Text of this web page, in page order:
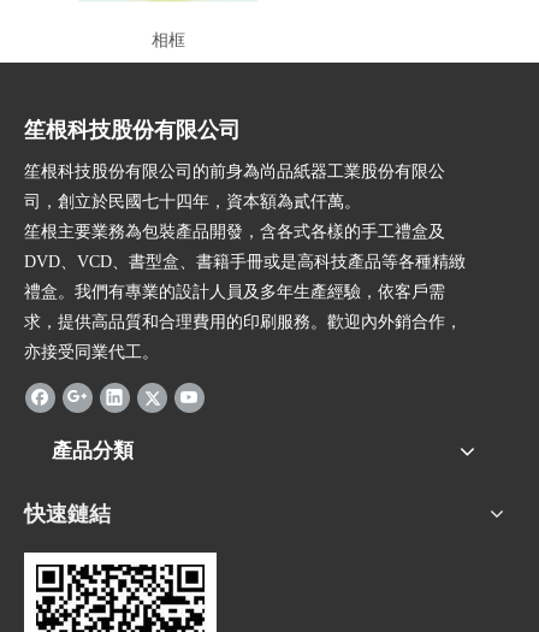
相框
笙根科技股份有限公司
笙根科技股份有限公司的前身為尚品紙器工業股份有限公
司，創立於民國七十四年，資本額為貳仟萬。
笙根主要業務為包裝產品開發，含各式各樣的手工禮盒及
DVD、VCD、書型盒、書籍手冊或是高科技產品等各種精緻
禮盒。我們有專業的設計人員及多年生產經驗，依客戶需
求，提供高品質和合理費用的印刷服務。歡迎內外銷合作，
亦接受同業代工。
產品分類
快速鏈結